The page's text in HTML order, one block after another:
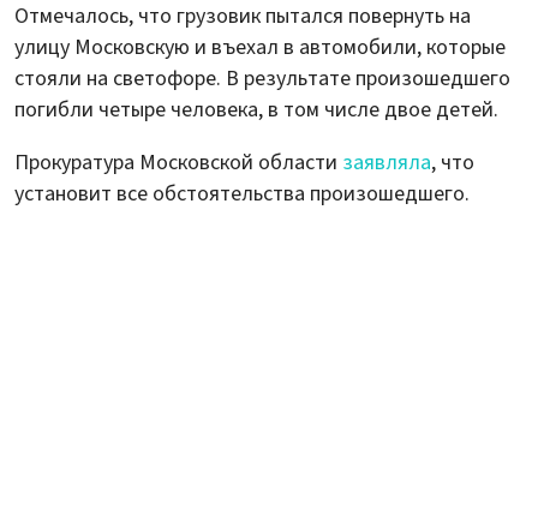
Отмечалось, что грузовик пытался повернуть на
улицу Московскую и въехал в автомобили, которые
стояли на светофоре. В результате произошедшего
погибли четыре человека, в том числе двое детей.
Прокуратура Московской области заявляла, что
установит все обстоятельства произошедшего.